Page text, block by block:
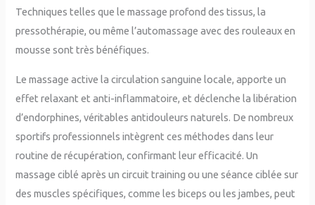
Techniques telles que le massage profond des tissus, la
pressothérapie, ou même l’automassage avec des rouleaux en
mousse sont très bénéfiques.
Le massage active la circulation sanguine locale, apporte un
effet relaxant et anti-inflammatoire, et déclenche la libération
d’endorphines, véritables antidouleurs naturels. De nombreux
sportifs professionnels intègrent ces méthodes dans leur
routine de récupération, confirmant leur efficacité. Un
massage ciblé après un circuit training ou une séance ciblée sur
des muscles spécifiques, comme les biceps ou les jambes, peut